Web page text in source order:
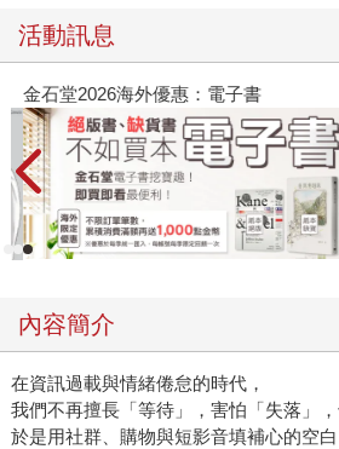
活動訊息
金石堂2026海外優惠：電子書
內容簡介
在資訊過載與情緒倦怠的時代，
我們不再擅長「等待」，害怕「失落」，
於是用社群、購物與短影音填補心的空